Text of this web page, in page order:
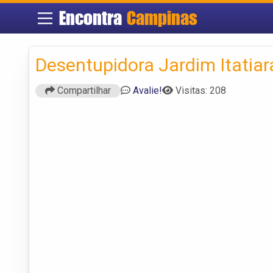
EncontraCampinas
Desentupidora Jardim
Compartilhar Avalie! Visitas: 208